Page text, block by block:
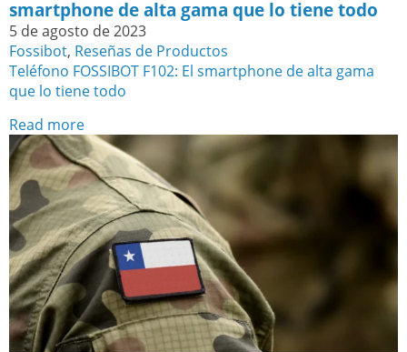
smartphone de alta gama que lo tiene todo
5 de agosto de 2023
Fossibot, Reseñas de Productos
Teléfono FOSSIBOT F102: El smartphone de alta gama
que lo tiene todo
Read more